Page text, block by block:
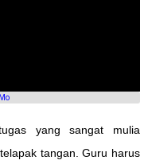
yang sangat mulia
tangan. Guru harus